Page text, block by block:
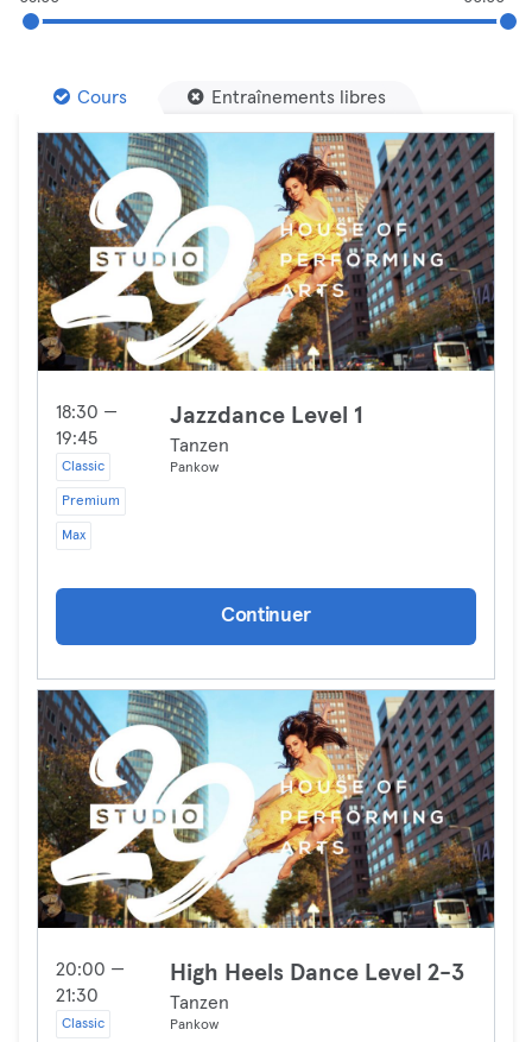
Cours Entraînements libres
18:30 —
19:45
Classic
Premium
Max
Jazzdance Level 1
Tanzen
Pankow
Continuer
20:00 —
21:30
Classic
High Heels Dance Level 2-3
Tanzen
Pankow